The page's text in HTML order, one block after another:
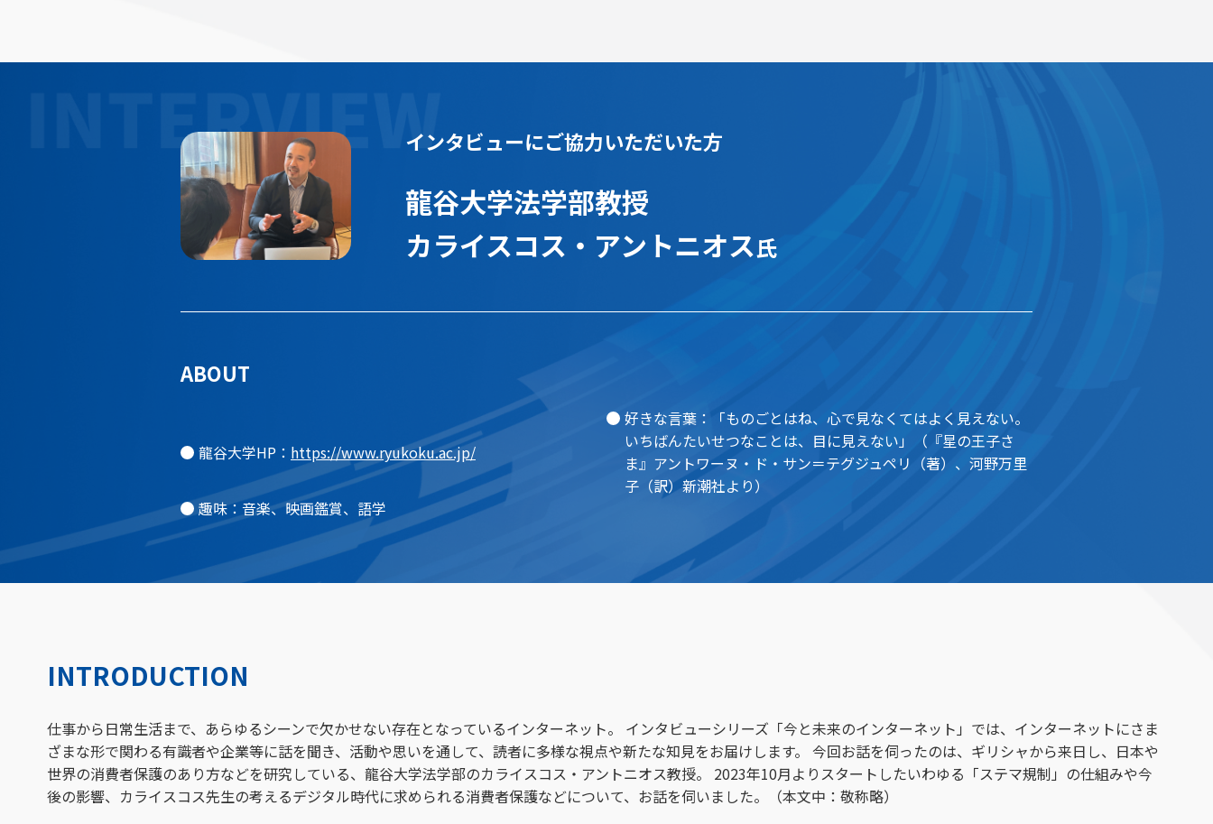
インタビューにご協力いただいた方
龍谷大学法学部教授
カライスコス・アントニオス氏
ABOUT
龍谷大学HP： https://www.ryukoku.ac.jp/
好きな言葉：「ものごとはね、心で見なくてはよく見えない。
いちばんたいせつなことは、目に見えない」（『星の王子さ
ま』アントワーヌ・ド・サン＝テグジュペリ（著）、河野万里
子（訳）新潮社より）
趣味：音楽、映画鑑賞、語学
INTRODUCTION
仕事から日常生活まで、あらゆるシーンで欠かせない存在となっているインターネット。 インタビューシリーズ「今と未来のインターネット」では、インターネットにさま
ざまな形で関わる有識者や企業等に話を聞き、活動や思いを通して、読者に多様な視点や新たな知見をお届けします。 今回お話を伺ったのは、ギリシャから来日し、日本や
世界の消費者保護のあり方などを研究している、龍谷大学法学部のカライスコス・アントニオス教授。 2023年10月よりスタートしたいわゆる「ステマ規制」の仕組みや今
後の影響、カライスコス先生の考えるデジタル時代に求められる消費者保護などについて、お話を伺いました。（本文中：敬称略）